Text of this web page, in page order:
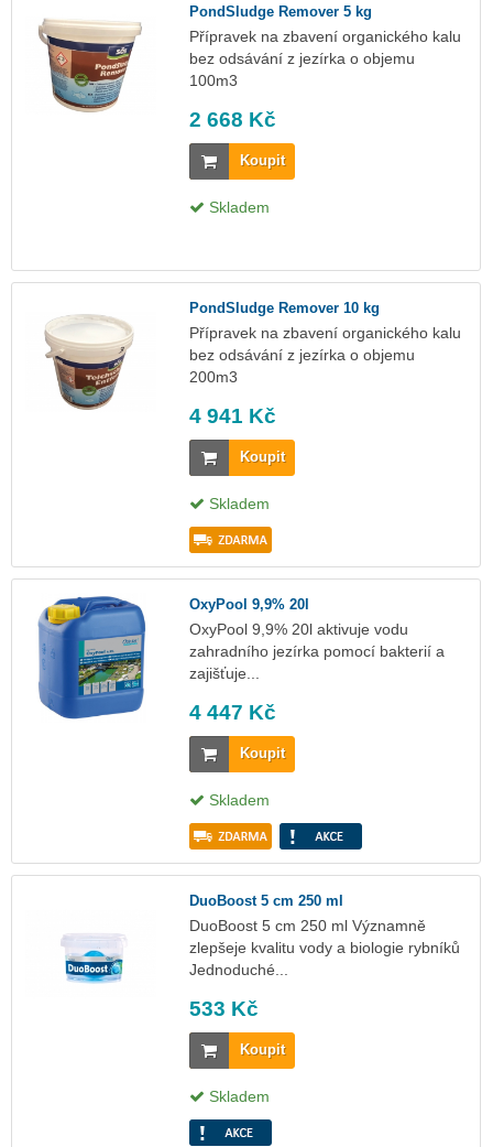
PondSludge Remover 5 kg
Přípravek na zbavení organického kalu
bez odsávání z jezírka o objemu
100m3
2 668 Kč
Koupit
Skladem
PondSludge Remover 10 kg
Přípravek na zbavení organického kalu
bez odsávání z jezírka o objemu
200m3
4 941 Kč
Koupit
Skladem
OxyPool 9,9% 20l
OxyPool 9,9% 20l aktivuje vodu
zahradního jezírka pomocí bakterií a
zajišťuje...
4 447 Kč
Koupit
Skladem
DuoBoost 5 cm 250 ml
DuoBoost 5 cm 250 ml Významně
zlepšeje kvalitu vody a biologie rybníků
Jednoduché...
533 Kč
Koupit
Skladem